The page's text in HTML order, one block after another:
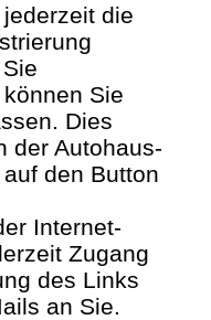
die
Sie
Dies
der Autohaus-
den Button
Internet-
Zugang
des Links
an Sie.